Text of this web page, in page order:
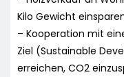
Kilo Gewicht
– Kooperation mit
Ziel (Sustainable
erreichen, CO2